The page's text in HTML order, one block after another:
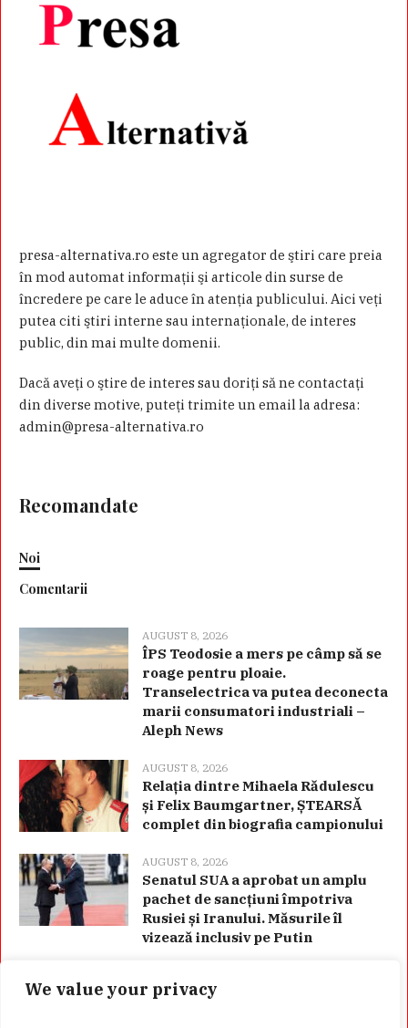
We value your privacy
presa-alternativa.ro este un agregator de ştiri care preia
în mod automat informaţii şi articole din surse de
încredere pe care le aduce în atenţia publicului. Aici veţi
putea citi ştiri interne sau internaţionale, de interes
public, din mai multe domenii.
Dacă aveţi o ştire de interes sau doriţi să ne contactaţi
din diverse motive, puteţi trimite un email la adresa:
admin@presa-alternativa.ro
Recomandate
Noi
Comentarii
AUGUST 8, 2026
ÎPS Teodosie a mers pe câmp să se
roage pentru ploaie.
Transelectrica va putea deconecta
marii consumatori industriali –
Aleph News
AUGUST 8, 2026
Relația dintre Mihaela Rădulescu
și Felix Baumgartner, ȘTEARSĂ
complet din biografia campionului
AUGUST 8, 2026
Senatul SUA a aprobat un amplu
pachet de sancțiuni împotriva
Rusiei și Iranului. Măsurile îl
vizează inclusiv pe Putin
Categorii